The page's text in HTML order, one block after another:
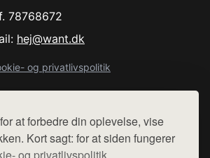
at forbedre din oplevelse, vise
Kort sagt: for at siden fungerer
78768672
hej@want.dk
og privatlivspolitik
denne side - vi henviser til de shops,